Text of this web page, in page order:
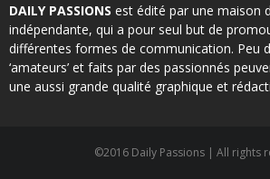
DAILY PASSIONS est édité par une maison
indépendante, qui a pour seul but de
différentes formes de communication. Peu
‘amateurs’ et faits par des passionnés
une aussi grande qualité graphique et
©2016 Daily Passions | All rights